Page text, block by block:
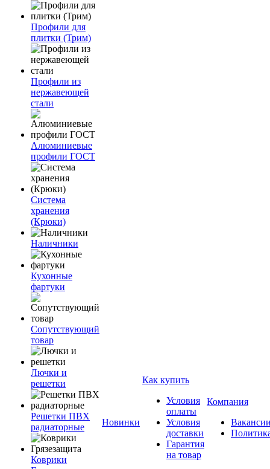
Профили для
плитки (Трим)
Профили из
нержавеющей
стали
Алюминиевые
профили ГОСТ
Система
хранения
(Крюки)
Наличники
Кухонные
фартуки
Сопутствующий
товар
Лючки и
решетки
Решетки ПВХ
радиаторные
Коврики
Новинки
Как купить
Условия
оплаты
Условия
доставки
Гарантия
на товар
Компания